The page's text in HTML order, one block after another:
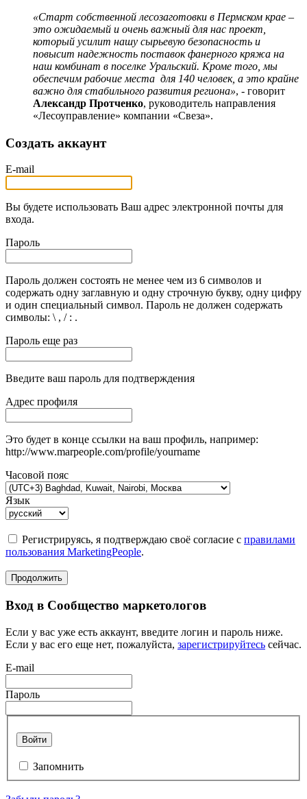
«Старт собственной лесозаготовки в Пермском крае –
это ожидаемый и очень важный для нас проект,
который усилит нашу сырьевую безопасность и
повысит надежность поставок фанерного кряжа на
наш комбинат в поселке Уральский. Кроме того, мы
обеспечим рабочие места для 140 человек, а это крайне
важно для стабильного развития региона», - говорит
Александр Протченко, руководитель направления
«Лесоуправление» компании «Свеза».
Создать аккаунт
E-mail
Вы будете использовать Ваш адрес электронной почты для
входа.
Пароль
Пароль должен состоять не менее чем из 6 символов и
содержать одну заглавную и одну строчную букву, одну цифру
и один специальный символ. Пароль не должен содержать
символы: \ , / : .
Пароль еще раз
Введите ваш пароль для подтверждения
Адрес профиля
Это будет в конце ссылки на ваш профиль, например:
http://www.marpeople.com/profile/yourname
Часовой пояс
Язык
Регистрируясь, я подтверждаю своё согласие с правилами
пользования MarketingPeople.
Продолжить
Вход в Сообщество маркетологов
Если у вас уже есть аккаунт, введите логин и пароль ниже.
Если у вас его еще нет, пожалуйста, зарегистрируйтесь сейчас.
E-mail
Пароль
Войти
Запомнить